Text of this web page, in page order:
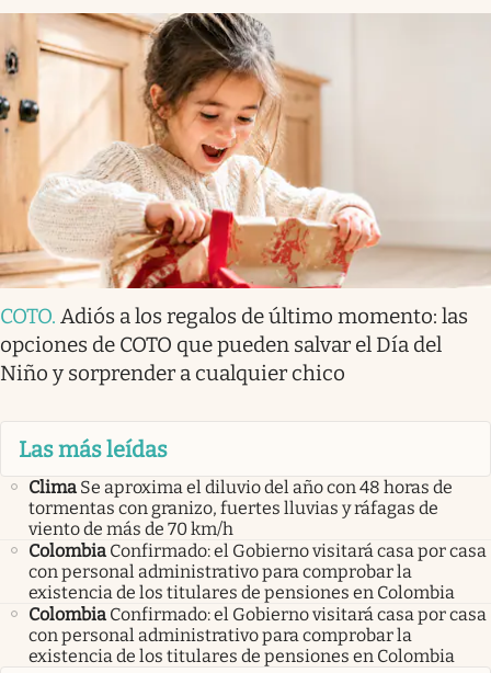
COTO. Adiós a los regalos de último momento: las
opciones de COTO que pueden salvar el Día del
Niño y sorprender a cualquier chico
Las más leídas
Clima Se aproxima el diluvio del año con 48 horas de
tormentas con granizo, fuertes lluvias y ráfagas de
viento de más de 70 km/h
Colombia Confirmado: el Gobierno visitará casa por casa
con personal administrativo para comprobar la
existencia de los titulares de pensiones en Colombia
Colombia Confirmado: el Gobierno visitará casa por casa
con personal administrativo para comprobar la
existencia de los titulares de pensiones en Colombia